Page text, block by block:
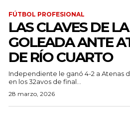
FÚTBOL PROFESIONAL
LAS CLAVES DE LA
GOLEADA ANTE
DE RÍO CUARTO
Independiente le ganó 4-2 a Atenas
en los 32avos de final...
28 marzo, 2026